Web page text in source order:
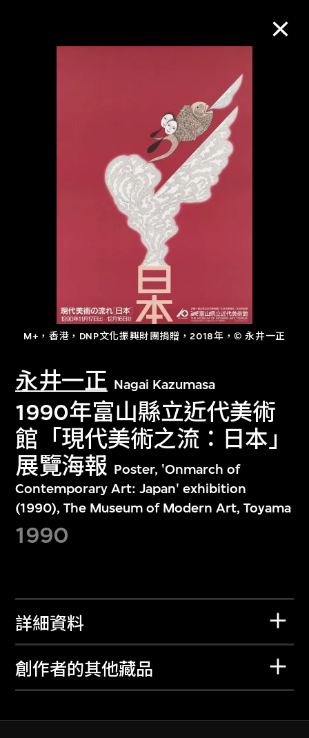
M+，香港，DNP文化振興財團捐贈，2018年，© 永井一正
永井一正 Nagai Kazumasa
1990年富山縣立近代美術
館「現代美術之流：日本」
展覽海報 Poster, 'Onmarch of
Contemporary Art: Japan' exhibition
(1990), The Museum of Modern Art, Toyama
1990
詳細資料
創作者的其他藏品
探索世界頂級的二十及二十一世紀視覺